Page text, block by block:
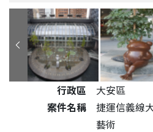
公共藝術作品詳細資料
行政區
大安區
案件名稱
捷運信義線
藝術